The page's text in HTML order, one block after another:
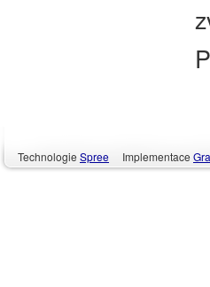
Technologie Spree Implementace